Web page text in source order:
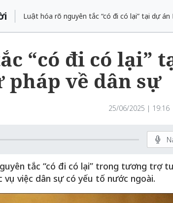
Luật hóa rõ nguyên tắc “có đi có lại” tại dự
“có đi có lại”
về dân sự
25/06/2025 | 19:16
tắc “có đi có lại” trong tương trợ
việc dân sự có yếu tố nước ngoài.